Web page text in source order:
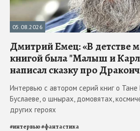
05.08.2026
Дмитрий Емец: «В детстве
книгой была "Малыш и
написал сказку про
Интервью с автором серий книг о
Буслаеве, о шнырах, домовятах,
других героях
#интервью#фантастика